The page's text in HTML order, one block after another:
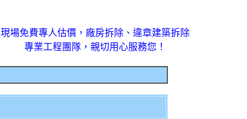
現場免費專人估價，廠房拆除、違章建築拆除
專業工程團隊，親切用心服務您！